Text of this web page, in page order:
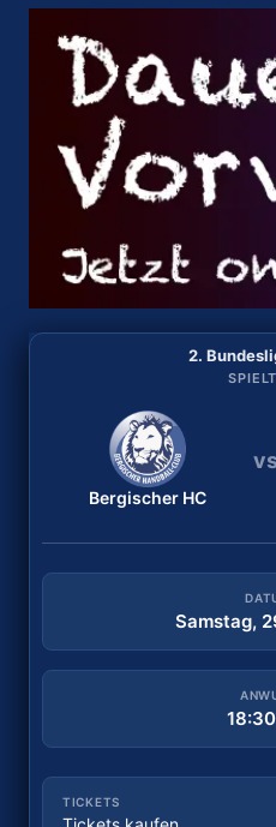
2.
Bergischer HC
Samstag,
TICKETS
2.
TuS Lintfort
Samstag,